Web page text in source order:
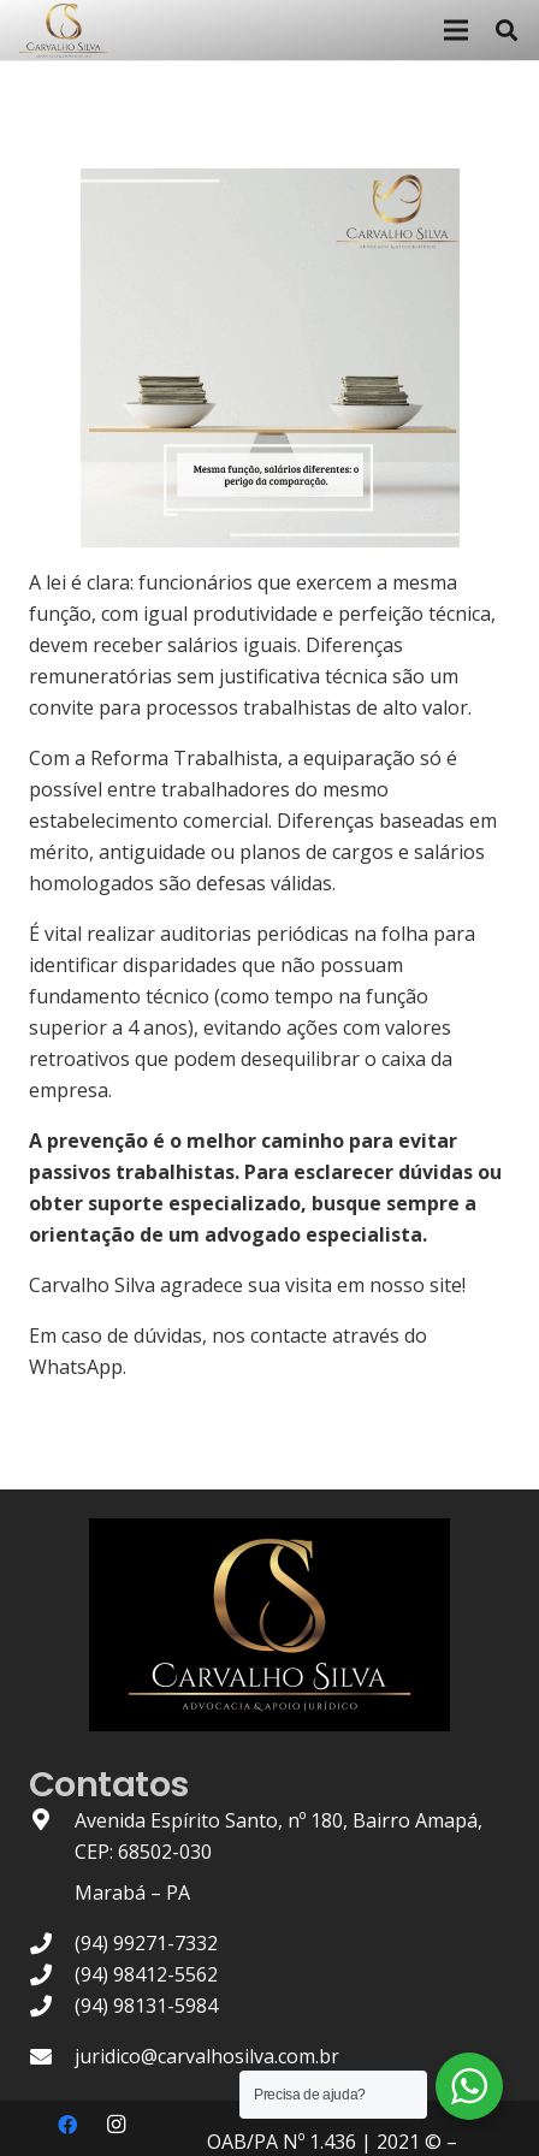
A lei é clara: funcionários que exercem a mesma
função, com igual produtividade e perfeição técnica,
devem receber salários iguais. Diferenças
remuneratórias sem justificativa técnica são um
convite para processos trabalhistas de alto valor.
Com a Reforma Trabalhista, a equiparação só é
possível entre trabalhadores do mesmo
estabelecimento comercial. Diferenças baseadas em
mérito, antiguidade ou planos de cargos e salários
homologados são defesas válidas.
É vital realizar auditorias periódicas na folha para
identificar disparidades que não possuam
fundamento técnico (como tempo na função
superior a 4 anos), evitando ações com valores
retroativos que podem desequilibrar o caixa da
empresa.
A prevenção é o melhor caminho para evitar
passivos trabalhistas. Para esclarecer dúvidas ou
obter suporte especializado, busque sempre a
orientação de um advogado especialista.
Carvalho Silva agradece sua visita em nosso site!
Em caso de dúvidas, nos contacte através do
WhatsApp.
Contatos
Avenida Espírito Santo, nº 180, Bairro Amapá,
CEP: 68502-030
Marabá – PA
(94) 99271-7332
(94) 98412-5562
(94) 98131-5984
juridico@carvalhosilva.com.br
OAB/PA Nº 1.436 | 2021 © –
Precisa de ajuda?